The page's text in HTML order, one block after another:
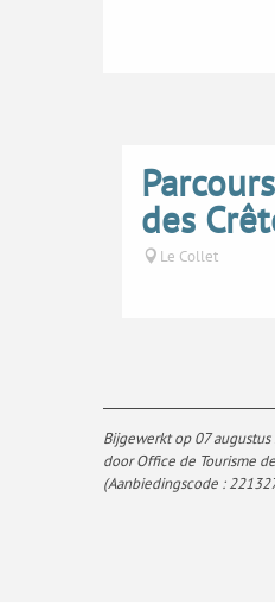
des
Le Collet
Bijgewerkt op 07
door Office de Tourisme
(Aanbiedingscode :